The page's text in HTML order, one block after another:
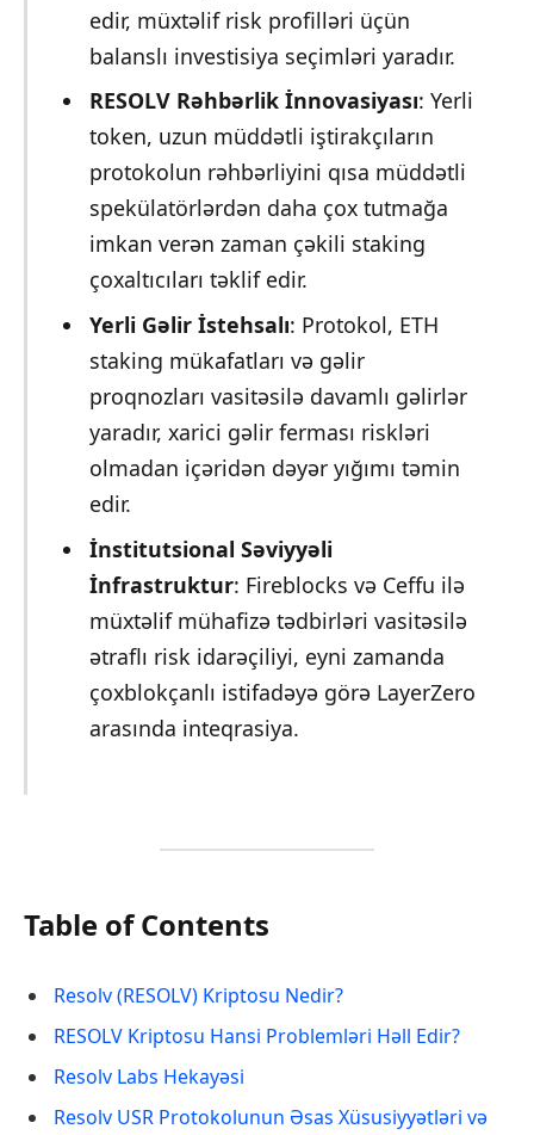
edir, müxtəlif risk profilləri üçün
balanslı investisiya seçimləri yaradır.
RESOLV Rəhbərlik İnnovasiyası: Yerli
token, uzun müddətli iştirakçıların
protokolun rəhbərliyini qısa müddətli
spekülatörlərdən daha çox tutmağa
imkan verən zaman çəkili staking
çoxaltıcıları təklif edir.
Yerli Gəlir İstehsalı: Protokol, ETH
staking mükafatları və gəlir
proqnozları vasitəsilə davamlı gəlirlər
yaradır, xarici gəlir ferması riskləri
olmadan içəridən dəyər yığımı təmin
edir.
İnstitutsional Səviyyəli
İnfrastruktur: Fireblocks və Ceffu ilə
müxtəlif mühafizə tədbirləri vasitəsilə
ətraflı risk idarəçiliyi, eyni zamanda
çoxblokçanlı istifadəyə görə LayerZero
arasında inteqrasiya.
Table of Contents
Resolv (RESOLV) Kriptosu Nedir?
RESOLV Kriptosu Hansi Problemləri Həll Edir?
Resolv Labs Hekayəsi
Resolv USR Protokolunun Əsas Xüsusiyyətləri və